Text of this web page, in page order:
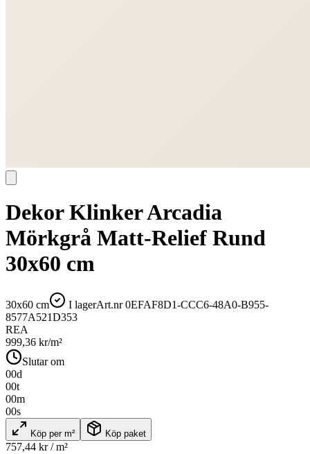
Dekor Klinker Arcadia
Mörkgrå Matt-Relief Rund
30x60 cm
30x60 cm I lagerArt.nr0EFAF8D1-CCC6-48A0-B955-
8577A521D353
REA
999,36 kr/m²
Slutar om
00d
00t
00m
00s
Köp per m² Köp paket
757,44 kr / m²